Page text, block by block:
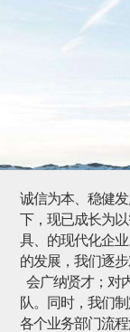
诚信为本、稳健
下，现已成长为
具、的现代化企
的发展，我们逐
会广纳贤才；对
队。同时，我们
各个业务部门流